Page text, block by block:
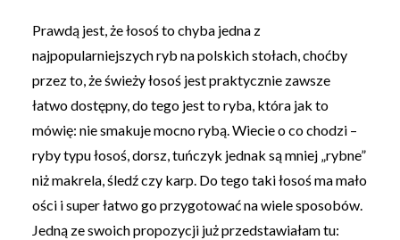
Prawdą jest, że łosoś to chyba jedna z
najpopularniejszych ryb na polskich stołach, choćby
przez to, że świeży łosoś jest praktycznie zawsze
łatwo dostępny, do tego jest to ryba, która jak to
mówię: nie smakuje mocno rybą. Wiecie o co chodzi –
ryby typu łosoś, dorsz, tuńczyk jednak są mniej „rybne”
niż makrela, śledź czy karp. Do tego taki łosoś ma mało
ości i super łatwo go przygotować na wiele sposobów.
Jedną ze swoich propozycji już przedstawiałam tu: